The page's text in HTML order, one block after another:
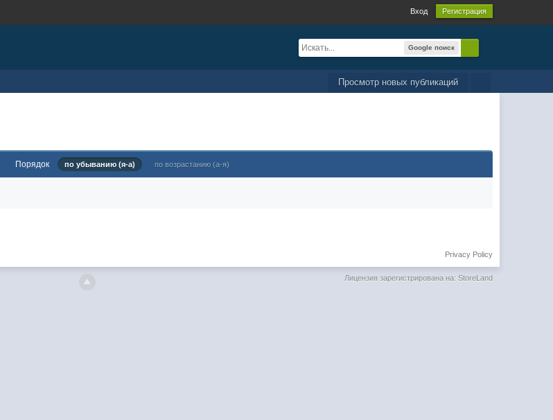
Вход Регистрация
Google поиск
Просмотр новых публикаций
Порядок по убыванию (я-а) по возрастанию (а-я)
Privacy Policy
Лицензия зарегистрирована на: StoreLand